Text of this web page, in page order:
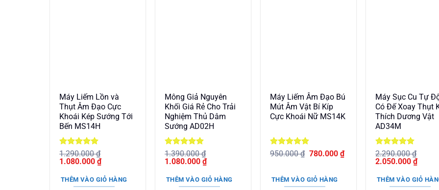
Máy Liếm Lồn và
Thụt Âm Đạo Cực
Khoái Kép Sướng Tới
Bến MS14H
Được xếp
hạng55
1.290.000₫
Giá
là:
1.290.000 ₫.
1.080.000₫Giá
hiện
tại
là:
THÊM VÀO GIỎ HÀNG
Mông Giả Nguyên
Khối Giá Rẻ Cho Trải
Nghiệm Thủ Dâm
Sướng AD02H
Được xếp
hạng55
1.390.000₫
Giá
là:
1.390.000 ₫.
1.080.000₫Giá
hiện
tại
là:
THÊM VÀO GIỎ HÀNG
Máy Liếm Âm Đạo Bú
Mút Âm Vật Bí Kíp
Cực Khoái Nữ MS14K
Được xếp
950.000₫ Giá
950.000 ₫.
780.000 ₫Giá
hiện
780.000 ₫.
THÊM VÀO GIỎ HÀNG
Máy Sục Cu Tự
Có Đế Xoay Thụt
Thích Dương Vật
AD34M
Được xếp
hạng55
2.290.000₫
Giá
là:
2.290.000 ₫.
2.050.000₫Giá
hiện
tại
là:
THÊM VÀO GIỎ